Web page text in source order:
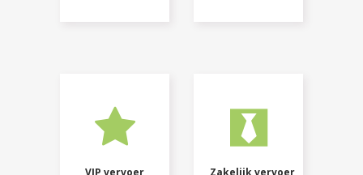
VIP vervoer Zakelijk vervoer